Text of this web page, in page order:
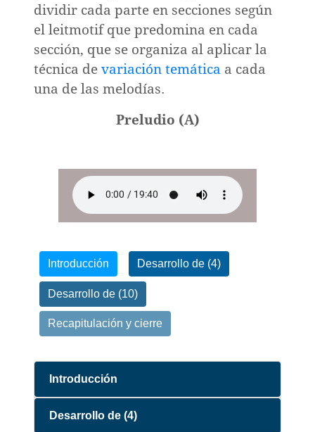
dividir cada parte en secciones según
el leitmotif que predomina en cada
sección, que se organiza al aplicar la
técnica de variación temática a cada
una de las melodías.
Preludio (A)
Introducción Desarrollo de (4)
Desarrollo de (10)
Recapitulación y cierre
Introducción
Desarrollo de (4)